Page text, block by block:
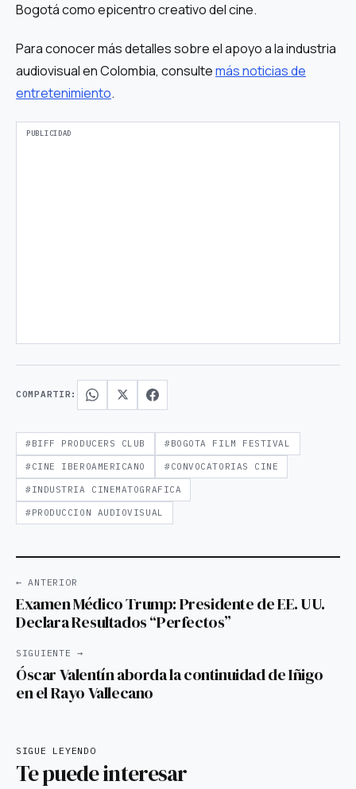
Bogotá como epicentro creativo del cine.
Para conocer más detalles sobre el apoyo a la industria
audiovisual en Colombia, consultemás noticias de
entretenimiento.
COMPARTIR:
#BIFF PRODUCERS CLUB #BOGOTA FILM FESTIVAL
#CINE IBEROAMERICANO #CONVOCATORIAS CINE
#INDUSTRIA CINEMATOGRAFICA
#PRODUCCION AUDIOVISUAL
← ANTERIOR
Examen Médico Trump: Presidente de EE. UU.
Declara Resultados “Perfectos”
SIGUIENTE →
Óscar Valentín aborda la continuidad de Iñigo
en el Rayo Vallecano
SIGUE LEYENDO
Te puede interesar